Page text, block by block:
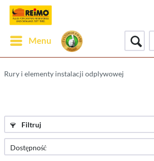
Menu
Rury i elementy instalacji odplywowej
Filtruj